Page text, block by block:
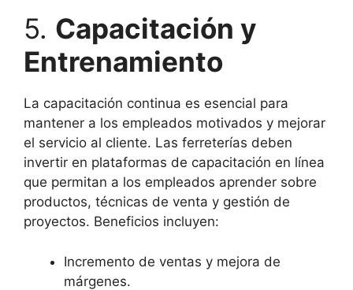
5. Capacitación y
Entrenamiento
La capacitación continua es esencial para
mantener a los empleados motivados y mejorar
el servicio al cliente. Las ferreterías deben
invertir en plataformas de capacitación en línea
que permitan a los empleados aprender sobre
productos, técnicas de venta y gestión de
proyectos. Beneficios incluyen:
Incremento de ventas y mejora de
márgenes.